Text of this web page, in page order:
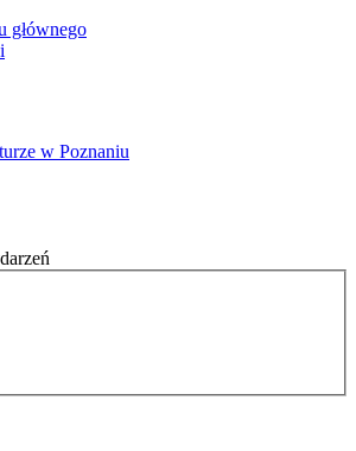
głównego
w Poznaniu